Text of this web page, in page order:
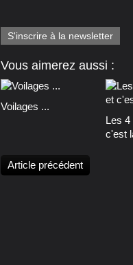
S'inscrire à la newsletter
Vous aimerez aussi :
Voilages ...
Les 4
c'est
Article précédent